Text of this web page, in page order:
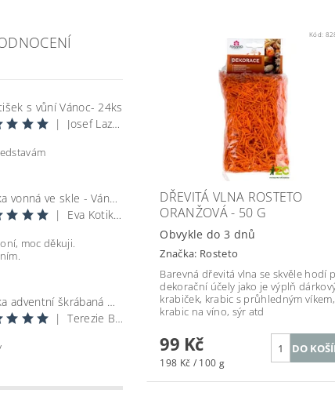
s vůní Vánoc- 24ks
|
Josef Lazecký
Svíčka vonná ve skle - Vánoce
|
Eva Kotikova
moc děkuji.
Svíčka adventní škrábaná metal lesk - bordó d4x8cm 4ks
|
Terezie Bohatová
Kód:
DŘEVITÁ VLNA ROSTETO
ORANŽOVÁ - 50 G
Obvykle do 3 dnů
Značka: Rosteto
Barevná dřevitá vlna se skvěle hodí
dekorační účely jako je výplň
krabiček, krabic s průhledným víkem,
krabic na víno, sýr atd
99 Kč
198 Kč / 100 g